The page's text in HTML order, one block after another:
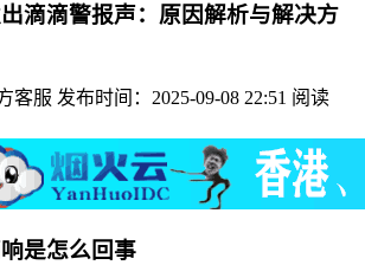
滴滴警报声：原因解析与解决方
客服 发布时间：2025-09-08 22:51 阅读
是怎么回事